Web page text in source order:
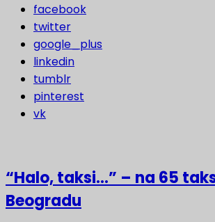
facebook
twitter
google_plus
linkedin
tumblr
pinterest
vk
“Halo, taksi…” – na 65
Beogradu